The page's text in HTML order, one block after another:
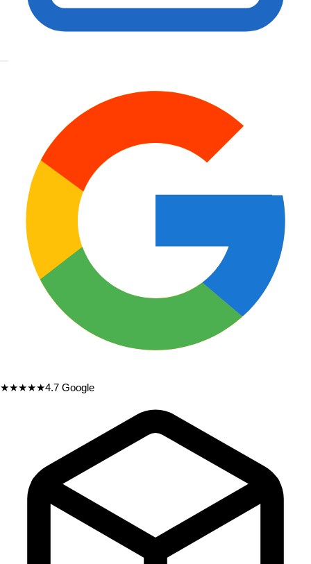
★★★★★4.7 Google